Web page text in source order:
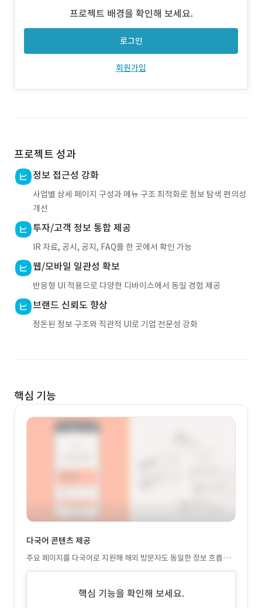
하거나 다국어 지원이 부족하면 해외/외부 이해관계자의 정
보 접근성이 떨어져 이탈이 발생할 수 있음 2)
프로젝트 배경을 확인해 보세요.
로그인
회원가입
프로젝트 성과
정보 접근성 강화
사업별 상세 페이지 구성과 메뉴 구조 최적화로 정보 탐색 편의성
개선
투자/고객 정보 통합 제공
IR 자료, 공시, 공지, FAQ를 한 곳에서 확인 가능
웹/모바일 일관성 확보
반응형 UI 적용으로 다양한 디바이스에서 동일 경험 제공
브랜드 신뢰도 향상
정돈된 정보 구조와 직관적 UI로 기업 전문성 강화
핵심 기능
다국어 콘텐츠 제공
주요 페이지를 다국어로 지원해 해외 방문자도 동일한 정보 흐름으
로 기업 내용을 확인하도록 구성
핵심 기능을 확인해 보세요.